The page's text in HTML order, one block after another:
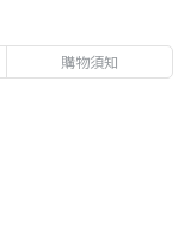
購物須知